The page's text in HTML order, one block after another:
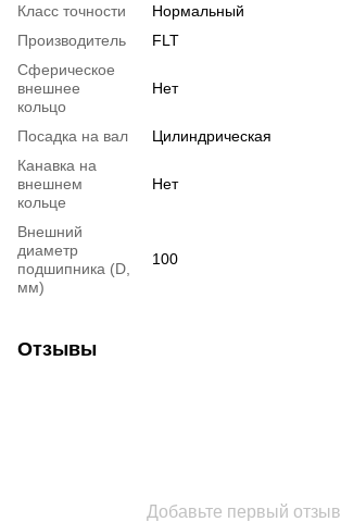
Класс точности
Нормальный
Производитель
FLT
Сферическое
внешнее
кольцо
Нет
Посадка на вал
Цилиндрическая
Канавка на
внешнем
кольце
Нет
Внешний
диаметр
подшипника (D,
мм)
100
Отзывы
Добавьте первый отзыв